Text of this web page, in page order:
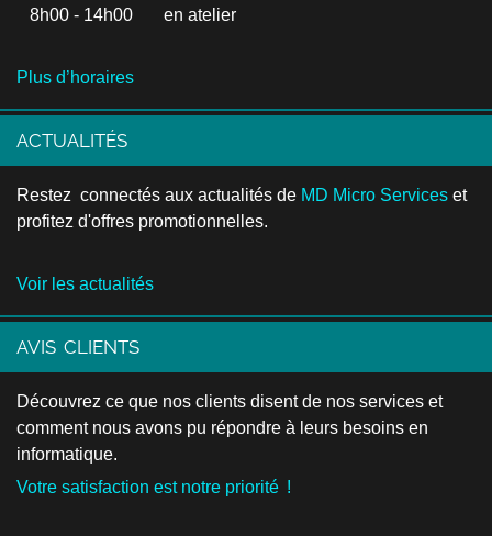
8h00 - 14h00 en atelier
Plus d’horaires
ACTUALITÉS
Restez connectés aux actualités de MD Micro Services et
profitez d'offres promotionnelles.
Voir les actualités
AVIS CLIENTS
Découvrez ce que nos clients disent de nos services et
comment nous avons pu répondre à leurs besoins en
informatique.
Votre satisfaction est notre priorité !